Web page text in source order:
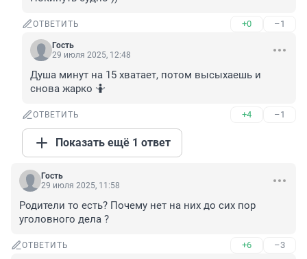
ОТВЕТИТЬ +0 –1
Гость
29 июля 2025, 12:48
Душа минут на 15 хватает, потом высыхаешь и
снова жарко 🤷
ОТВЕТИТЬ +4 –1
Показать ещё 1 ответ
Гость
29 июля 2025, 11:58
Родители то есть? Почему нет на них до сих пор
уголовного дела ?
ОТВЕТИТЬ +6 –3